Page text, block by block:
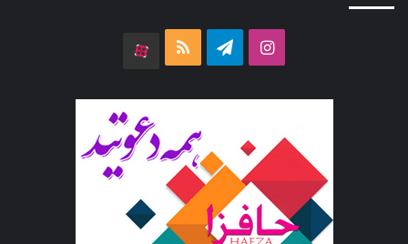
اینستاگرامتلگرام خوراک